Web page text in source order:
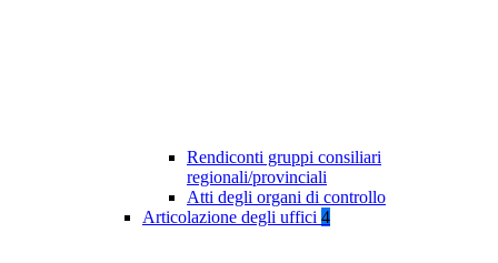
Rendiconti gruppi consiliari
regionali/provinciali
Atti degli organi di controllo
Articolazione degli uffici 4